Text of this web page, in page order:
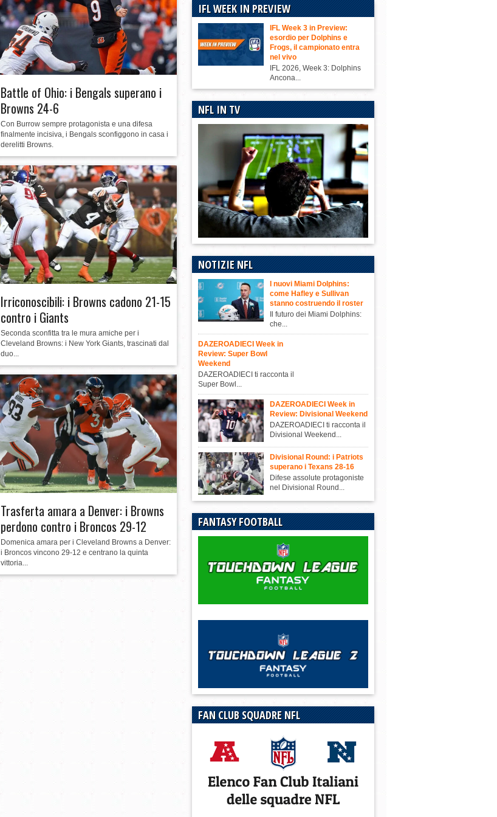
Battle of Ohio: i Bengals superano i
Browns 24-6
Con Burrow sempre protagonista e una difesa
finalmente incisiva, i Bengals sconfiggono in casa i
derelitti Browns.
Irriconoscibili: i Browns cadono 21-15
contro i Giants
Seconda sconfitta tra le mura amiche per i
Cleveland Browns: i New York Giants, trascinati dal
duo...
Trasferta amara a Denver: i Browns
perdono contro i Broncos 29-12
Domenica amara per i Cleveland Browns a Denver:
i Broncos vincono 29-12 e centrano la quinta
vittoria...
IFL WEEK IN PREVIEW
IFL Week 3 in Preview:
esordio per Dolphins e
Frogs, il campionato entra
nel vivo
IFL 2026, Week 3: Dolphins
Ancona...
NFL IN TV
NOTIZIE NFL
I nuovi Miami Dolphins:
come Hafley e Sullivan
stanno costruendo il roster
Il futuro dei Miami Dolphins:
che...
DAZEROADIECI Week in
Review: Super Bowl
Weekend
DAZEROADIECI ti racconta il
Super Bowl...
DAZEROADIECI Week in
Review: Divisional Weekend
DAZEROADIECI ti racconta il
Divisional Weekend...
Divisional Round: i Patriots
superano i Texans 28-16
Difese assolute protagoniste
nel Divisional Round...
FANTASY FOOTBALL
FAN CLUB SQUADRE NFL